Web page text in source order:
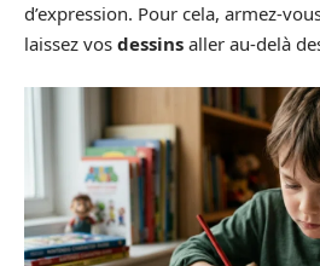
d’expression. Pour cela, armez-
laissez vos dessins aller au-delà